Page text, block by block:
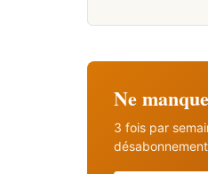
Ne
3 fois par